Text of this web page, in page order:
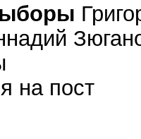
на пост